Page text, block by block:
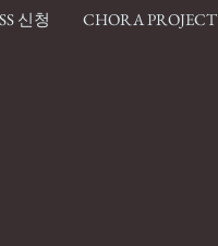
신청 CHORA PROJECT